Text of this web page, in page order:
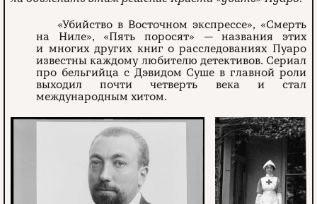
«Убийство в Восточном экспрессе», «Смерть
на Ниле», «Пять поросят» — названия этих
и многих других книг о расследованиях Пуаро
известны каждому любителю детективов. Сериал
про бельгийца с Дэвидом Суше в главной роли
выходил почти четверть века и стал
международным хитом.